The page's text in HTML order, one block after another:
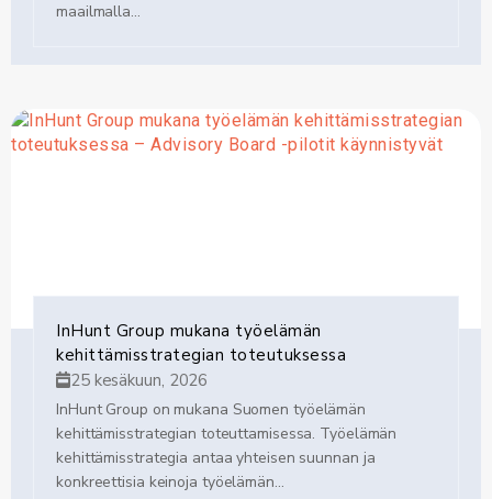
maailmalla...
InHunt Group mukana työelämän
kehittämisstrategian toteutuksessa
25 kesäkuun, 2026
InHunt Group on mukana Suomen työelämän
kehittämisstrategian toteuttamisessa. Työelämän
kehittämisstrategia antaa yhteisen suunnan ja
konkreettisia keinoja työelämän...